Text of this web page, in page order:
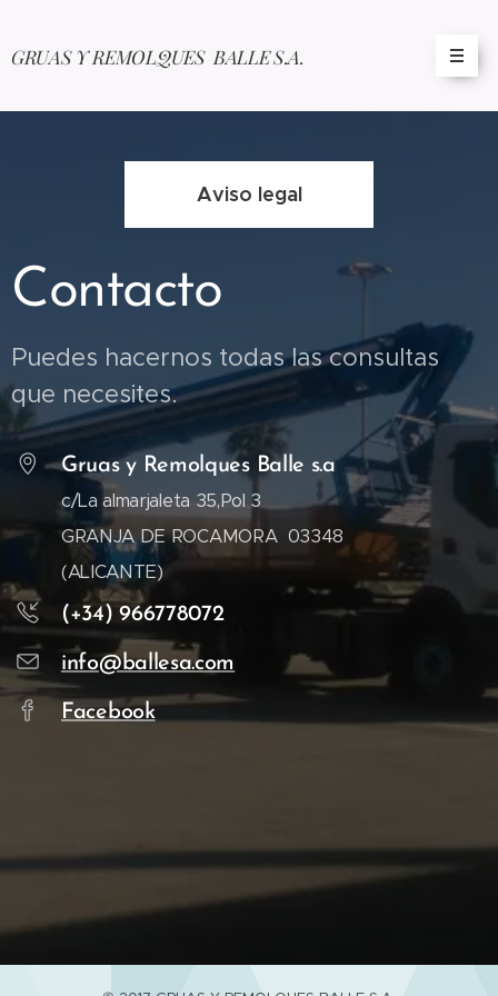
GRUAS Y REMOLQUES BALLE S.A.
Aviso legal
Contacto
Puedes hacernos todas las consultas
que necesites.
Gruas y Remolques Balle s.a
c/La almarjaleta 35,Pol 3
GRANJA DE ROCAMORA 03348
(ALICANTE)
(+34) 966778072
info@ballesa.com
Facebook